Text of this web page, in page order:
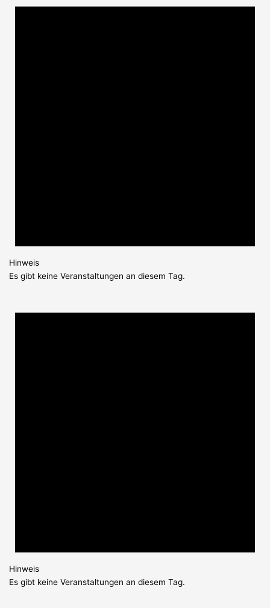
Hinweis
Es gibt keine Veranstaltungen an diesem Tag.
Hinweis
Es gibt keine Veranstaltungen an diesem Tag.